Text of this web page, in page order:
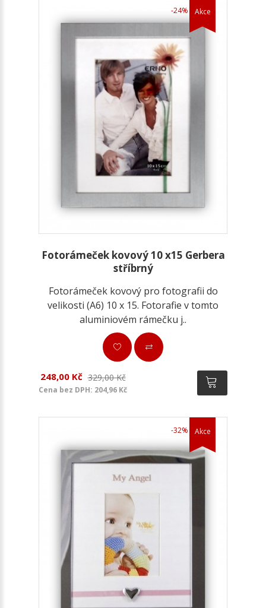
Akce
-24%
Fotorámeček kovový 10 x15 Gerbera
stříbrný
Fotorámeček kovový pro fotografii do
velikosti (A6) 10 x 15. Fotorafie v tomto
aluminiovém rámečku j..
248,00 Kč 329,00 Kč
Cena bez DPH: 204,96 Kč
Akce
-32%